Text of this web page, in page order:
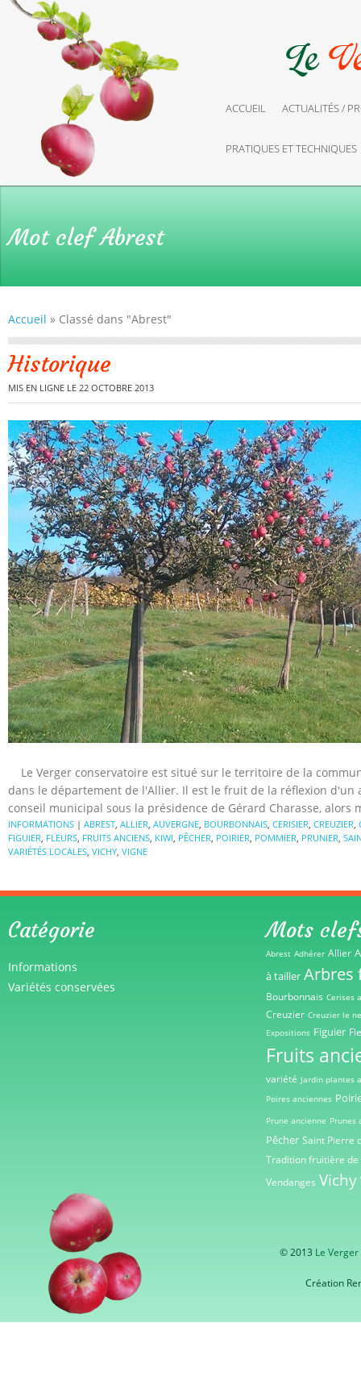
ACCUEIL ACTUALITÉS /
PRATIQUES ET TECHNIQUES
Mot clefAbrest
Accueil » Classé dans "Abrest"
Historique
MIS EN LIGNE LE 22 OCTOBRE 2013
Le Verger conservatoire est situé sur le territoire de la
dans le département de l'Allier. Il est le fruit de la réflexion
conseil municipal sous la présidence de Gérard Charasse, alors
INFORMATIONS | ABREST, ALLIER, AUVERGNE, BOURBONNAIS, CERISIER, CREUZIER,
FIGUIER, FLEURS, FRUITS ANCIENS, KIWI, PÊCHER, POIRIER, POMMIER, PRUNIER,
VARIÉTÉS LOCALES, VICHY, VIGNE
Catégorie
Informations
Variétés conservées
Mots
Abrest Adhérer Allier
à tailler Arbres
Bourbonnais Cerises
Creuzier Creuzier le
Expositions Figuier
Fruits
variété Jardin plantes
Poires anciennes
Prune ancienne Prunes
Pêcher Saint Pierre
Tradition fruitière de
Vendanges Vichy
© 2013 Le
Création